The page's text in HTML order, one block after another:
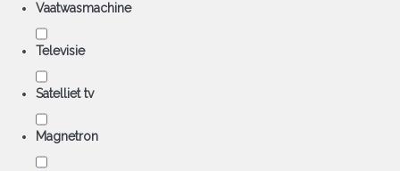
Vaatwasmachine
Televisie
Satelliet tv
Magnetron